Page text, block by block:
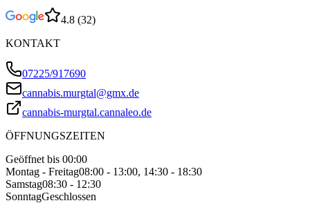
4.8 (32)
KONTAKT
07225/917690
cannabis.murgtal@gmx.de
cannabis-murgtal.cannaleo.de
ÖFFNUNGSZEITEN
Geöffnet bis 00:00
Montag - Freitag08:00 - 13:00, 14:30 - 18:30
Samstag08:30 - 12:30
SonntagGeschlossen